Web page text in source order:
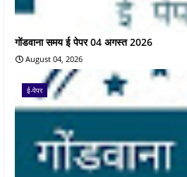
गोंडवाना समय ई पेपर 04 अगस्त 2026
August 04, 2026
ई-पेपर